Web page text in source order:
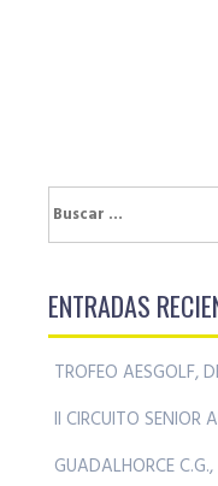
Buscar:
ENTRADAS
TROFEO AESGOLF,
II CIRCUITO SENIOR
GUADALHORCE